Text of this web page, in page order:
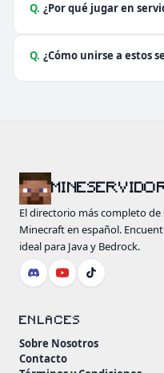
Q. ¿Por qué jugar en
Q. ¿Cómo unirse a estos
El directorio más completo
Minecraft en español.
ideal para Java y Bedrock.
ENLACES
Sobre Nosotros
Contacto